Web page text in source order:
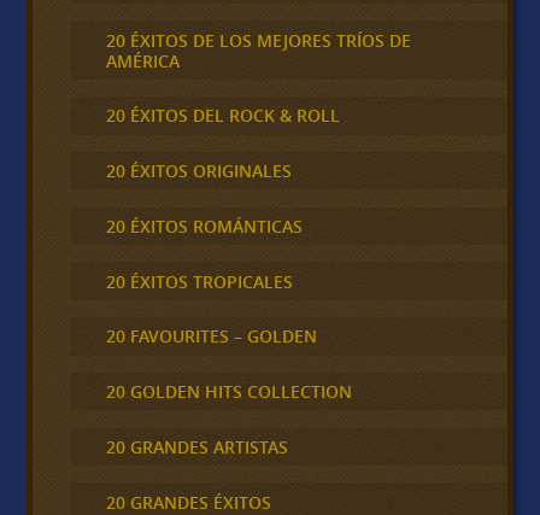
20 ÉXITOS DE LOS MEJORES TRÍOS DE
AMÉRICA
20 ÉXITOS DEL ROCK & ROLL
20 ÉXITOS ORIGINALES
20 ÉXITOS ROMÁNTICAS
20 ÉXITOS TROPICALES
20 FAVOURITES – GOLDEN
20 GOLDEN HITS COLLECTION
20 GRANDES ARTISTAS
20 GRANDES ÉXITOS